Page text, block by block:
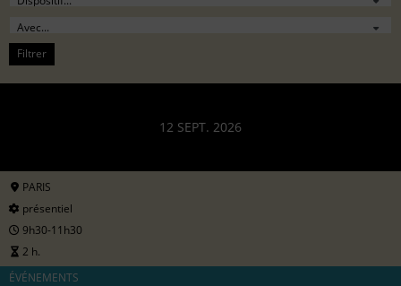
Filtrer
12 SEPT. 2026
PARIS
présentiel
9h30-11h30
2 h.
ÉVÉNEMENTS